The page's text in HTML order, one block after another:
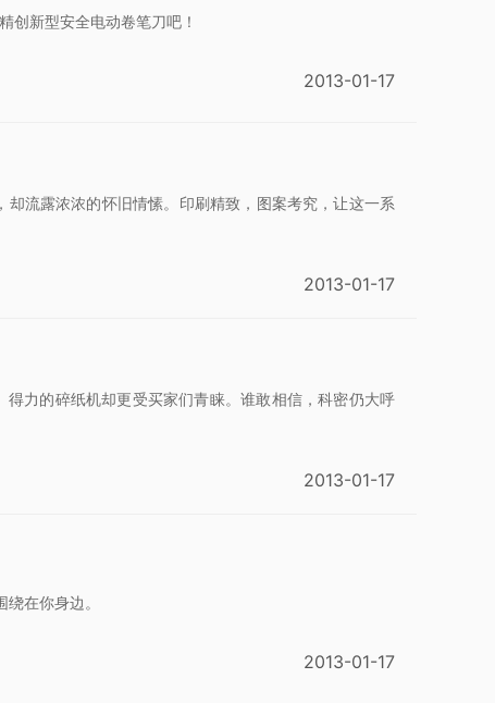
创新型安全电动卷笔刀吧！
2013-01-17
流露浓浓的怀旧情愫。印刷精致，图案考究，让这一系
2013-01-17
力的碎纸机却更受买家们青睐。谁敢相信，科密仍大呼
2013-01-17
在你身边。
2013-01-17